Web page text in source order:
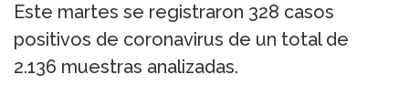
Este martes se registraron 328 casos
positivos de coronavirus de un total de
2.136 muestras analizadas.